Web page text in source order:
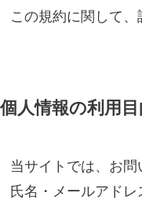
この規約に関して、
個人情報の利用
当サイトでは、お
氏名・メールアドレ